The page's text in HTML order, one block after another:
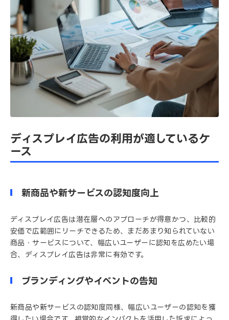
ディスプレイ広告の利用が適しているケ
ース
新商品や新サービスの認知度向上
ディスプレイ広告は潜在層へのアプローチが得意かつ、比較的
安価で広範囲にリーチできるため、まだあまり知られていない
商品・サービスについて、幅広いユーザーに認知を広めたい場
合、ディスプレイ広告は非常に有効です。
ブランディングやイベントの告知
新商品や新サービスの認知度同様、幅広いユーザーの認知を獲